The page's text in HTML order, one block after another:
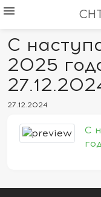
menu
С
2025
27.12.2024
С